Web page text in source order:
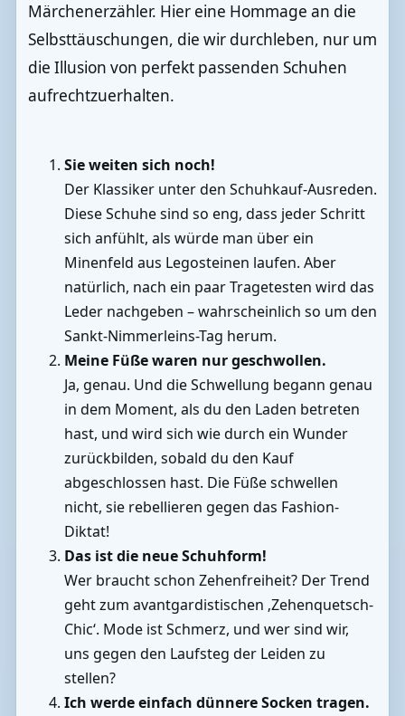
Märchenerzähler. Hier eine Hommage an die
Selbsttäuschungen, die wir durchleben, nur um
die Illusion von perfekt passenden Schuhen
aufrechtzuerhalten.
Sie weiten sich noch!
Der Klassiker unter den Schuhkauf-Ausreden.
Diese Schuhe sind so eng, dass jeder Schritt
sich anfühlt, als würde man über ein
Minenfeld aus Legosteinen laufen. Aber
natürlich, nach ein paar Tragetesten wird das
Leder nachgeben – wahrscheinlich so um den
Sankt-Nimmerleins-Tag herum.
Meine Füße waren nur geschwollen.
Ja, genau. Und die Schwellung begann genau
in dem Moment, als du den Laden betreten
hast, und wird sich wie durch ein Wunder
zurückbilden, sobald du den Kauf
abgeschlossen hast. Die Füße schwellen
nicht, sie rebellieren gegen das Fashion-
Diktat!
Das ist die neue Schuhform!
Wer braucht schon Zehenfreiheit? Der Trend
geht zum avantgardistischen ‚Zehenquetsch-
Chic‘. Mode ist Schmerz, und wer sind wir,
uns gegen den Laufsteg der Leiden zu
stellen?
Ich werde einfach dünnere Socken tragen.